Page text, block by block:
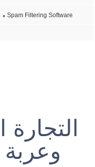
Spam Filtering Software
التجارة